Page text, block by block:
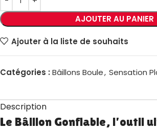
AJOUTER AU PANIER
Ajouter à la liste de souhaits
Catégories : Bâillons Boule, Sensation
Description
Le Bâillon Gonflable, l’outil